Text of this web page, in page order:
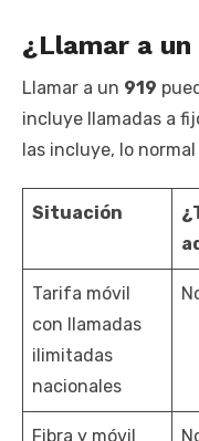
¿Llamar a
Llamar a un 919
incluye llamadas a
las incluye, lo
Situación
Tarifa móvil
con llamadas
ilimitadas
nacionales
Fibra y móvil